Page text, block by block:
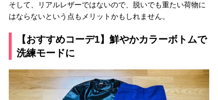
そして、リアルレザーではないので、脱いでも重たい荷物に
はならないという点もメリットかもしれません。
【おすすめコーデ1】鮮やかカラーボトムで
洗練モードに